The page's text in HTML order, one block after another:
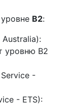
B2:
Australia):
уровню B2
-
- ETS):